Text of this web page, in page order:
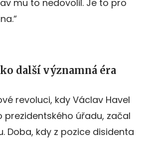
mu to nedovolil. Je to pro
další významná éra
revoluci, kdy Václav Havel
prezidentského úřadu, začal
Doba, kdy z pozice disidenta